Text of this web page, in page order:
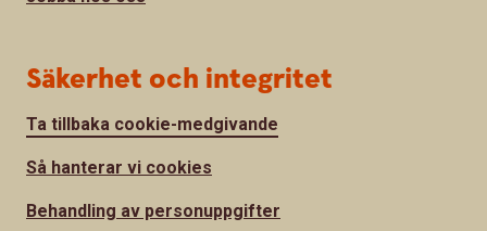
Säkerhet och integritet
Ta tillbaka cookie-medgivande
Så hanterar vi cookies
Behandling av personuppgifter